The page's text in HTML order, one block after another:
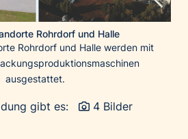
Group
Rohrdorf und Halle
Rohrdorf und Halle werden mit
ausgestattet.
gibt es: 4 Bilder